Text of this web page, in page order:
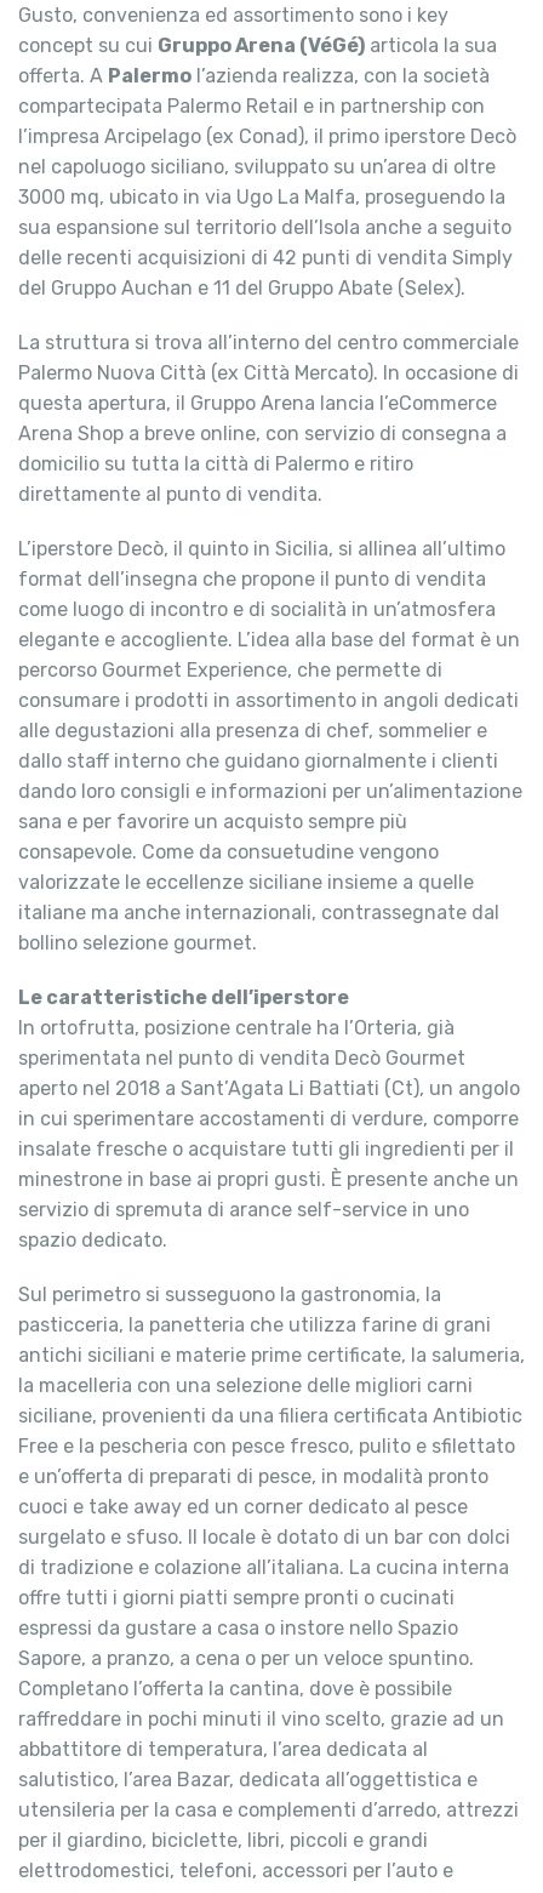
Gusto, convenienza ed assortimento sono i key
concept su cui Gruppo Arena (VéGé) articola la sua
offerta. A Palermo l’azienda realizza, con la società
compartecipata Palermo Retail e in partnership con
l’impresa Arcipelago (ex Conad), il primo iperstore Decò
nel capoluogo siciliano, sviluppato su un’area di oltre
3000 mq, ubicato in via Ugo La Malfa, proseguendo la
sua espansione sul territorio dell’Isola anche a seguito
delle recenti acquisizioni di 42 punti di vendita Simply
del Gruppo Auchan e 11 del Gruppo Abate (Selex).
La struttura si trova all’interno del centro commerciale
Palermo Nuova Città (ex Città Mercato). In occasione di
questa apertura, il Gruppo Arena lancia l’eCommerce
Arena Shop a breve online, con servizio di consegna a
domicilio su tutta la città di Palermo e ritiro
direttamente al punto di vendita.
L’iperstore Decò, il quinto in Sicilia, si allinea all’ultimo
format dell’insegna che propone il punto di vendita
come luogo di incontro e di socialità in un’atmosfera
elegante e accogliente. L’idea alla base del format è un
percorso Gourmet Experience, che permette di
consumare i prodotti in assortimento in angoli dedicati
alle degustazioni alla presenza di chef, sommelier e
dallo staff interno che guidano giornalmente i clienti
dando loro consigli e informazioni per un’alimentazione
sana e per favorire un acquisto sempre più
consapevole. Come da consuetudine vengono
valorizzate le eccellenze siciliane insieme a quelle
italiane ma anche internazionali, contrassegnate dal
bollino selezione gourmet.
Le caratteristiche dell’iperstore
In ortofrutta, posizione centrale ha l’Orteria, già
sperimentata nel punto di vendita Decò Gourmet
aperto nel 2018 a Sant’Agata Li Battiati (Ct), un angolo
in cui sperimentare accostamenti di verdure, comporre
insalate fresche o acquistare tutti gli ingredienti per il
minestrone in base ai propri gusti. È presente anche un
servizio di spremuta di arance self-service in uno
spazio dedicato.
Sul perimetro si susseguono la gastronomia, la
pasticceria, la panetteria che utilizza farine di grani
antichi siciliani e materie prime certificate, la salumeria,
la macelleria con una selezione delle migliori carni
siciliane, provenienti da una filiera certificata Antibiotic
Free e la pescheria con pesce fresco, pulito e sfilettato
e un’offerta di preparati di pesce, in modalità pronto
cuoci e take away ed un corner dedicato al pesce
surgelato e sfuso. Il locale è dotato di un bar con dolci
di tradizione e colazione all’italiana. La cucina interna
offre tutti i giorni piatti sempre pronti o cucinati
espressi da gustare a casa o instore nello Spazio
Sapore, a pranzo, a cena o per un veloce spuntino.
Completano l’offerta la cantina, dove è possibile
raffreddare in pochi minuti il vino scelto, grazie ad un
abbattitore di temperatura, l’area dedicata al
salutistico, l’area Bazar, dedicata all’oggettistica e
utensileria per la casa e complementi d’arredo, attrezzi
per il giardino, biciclette, libri, piccoli e grandi
elettrodomestici, telefoni, accessori per l’auto e